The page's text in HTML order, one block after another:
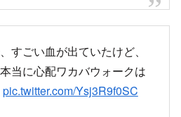
May 29, 2021
すごい血が出ていたけど、